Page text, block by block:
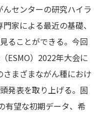
センターの研究ハイラ
家による最近の基礎、
ることができる。今回
（ESMO）2022年大会に
まざまながん種におけ
発表を取り上げる。固
有望な初期データ、希